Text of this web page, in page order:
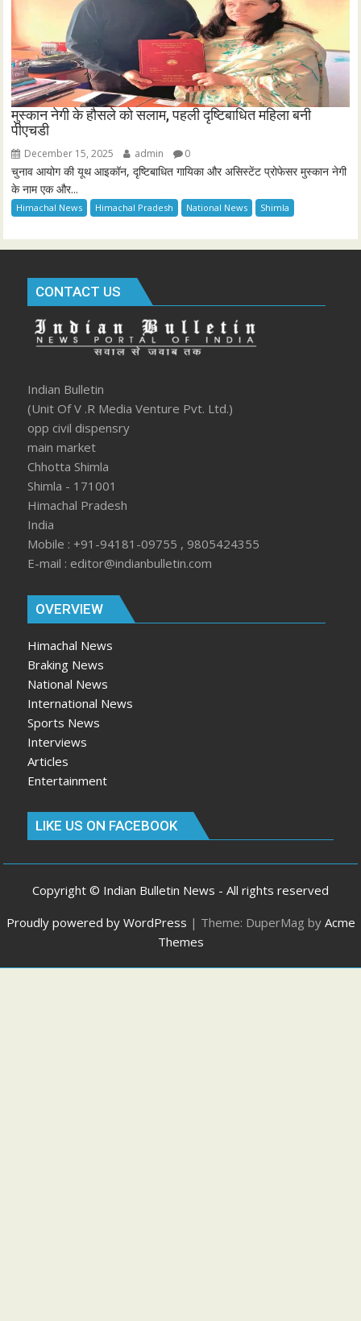
मुस्कान नेगी के हौसले को सलाम, पहली दृष्टिबाधित महिला बनी
पीएचडी
December 15, 2025 admin 0
चुनाव आयोग की यूथ आइकॉन, दृष्टिबाधित गायिका और असिस्टेंट प्रोफेसर मुस्कान नेगी
के नाम एक और...
Himachal News Himachal Pradesh National News Shimla
CONTACT US
Indian Bulletin
(Unit Of V .R Media Venture Pvt. Ltd.)
opp civil dispensry
main market
Chhotta Shimla
Shimla - 171001
Himachal Pradesh
India
Mobile : +91-94181-09755 , 9805424355
E-mail : editor@indianbulletin.com
OVERVIEW
Himachal News
Braking News
National News
International News
Sports News
Interviews
Articles
Entertainment
LIKE US ON FACEBOOK
Copyright © Indian Bulletin News - All rights reserved
Proudly powered by WordPress | Theme: DuperMag by Acme
Themes